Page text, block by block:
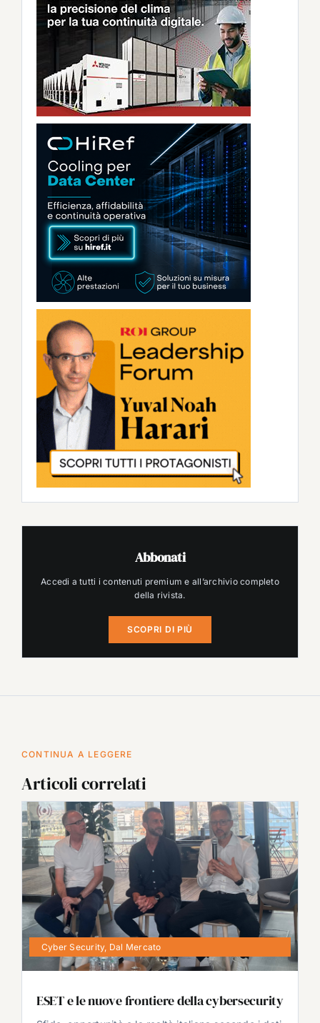
Abbonati
Accedi a tutti i contenuti premium e all’archivio completo
della rivista.
SCOPRI DI PIÙ
CONTINUA A LEGGERE
Articoli correlati
Cyber Security, Dal Mercato
ESET e le nuove frontiere della cybersecurity